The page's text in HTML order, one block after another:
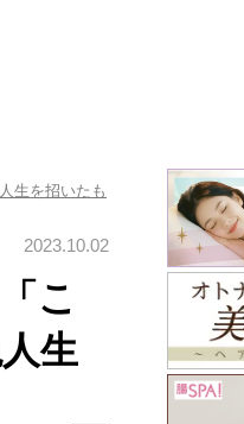
生を招いたも
2023.10.02
こ
生